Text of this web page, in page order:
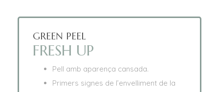
GREEN PEEL
FRESH UP
Pell amb aparença cansada.
Primers signes de l’envelliment de la